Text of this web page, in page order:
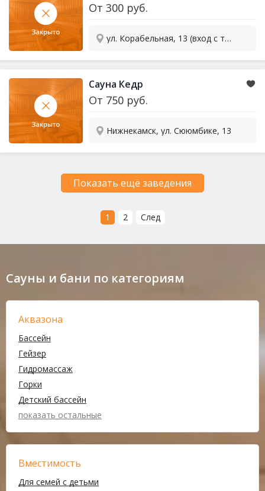
От300 руб.
ул. Корабельная, 13 (вход с торца)
Сауна Кедр
От 750 руб.
Нижнекамск, ул. Сююмбике, 13
Показать ещё заведения
1 2 След
Сауны и бани по категориям
Аквазона
Бассейн
Гейзер
Гидромассаж
Горки
Детский бассейн
показать остальные
Вместимость
Для семей с детьми